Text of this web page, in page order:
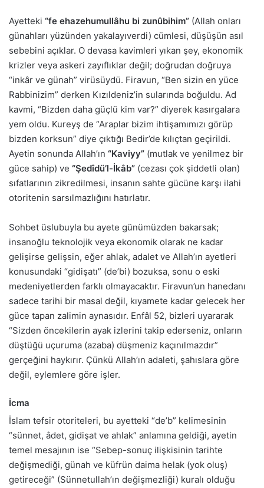
Ayetteki “fe ehazehumullâhu bi zunûbihim” (Allah onları
günahları yüzünden yakalayıverdi) cümlesi, düşüşün asıl
sebebini açıklar. O devasa kavimleri yıkan şey, ekonomik
krizler veya askeri zayıflıklar değil; doğrudan doğruya
“inkâr ve günah” virüsüydü. Firavun, “Ben sizin en yüce
Rabbinizim” derken Kızıldeniz’in sularında boğuldu. Ad
kavmi, “Bizden daha güçlü kim var?” diyerek kasırgalara
yem oldu. Kureyş de “Araplar bizim ihtişamımızı görüp
bizden korksun” diye çıktığı Bedir’de kılıçtan geçirildi.
Ayetin sonunda Allah’ın “Kaviyy” (mutlak ve yenilmez bir
güce sahip) ve “Şedîdü’l-İkâb” (cezası çok şiddetli olan)
sıfatlarının zikredilmesi, insanın sahte gücüne karşı ilahi
otoritenin sarsılmazlığını hatırlatır.
Sohbet üslubuyla bu ayete günümüzden bakarsak;
insanoğlu teknolojik veya ekonomik olarak ne kadar
gelişirse gelişsin, eğer ahlak, adalet ve Allah’ın ayetleri
konusundaki “gidişatı” (de’bi) bozuksa, sonu o eski
medeniyetlerden farklı olmayacaktır. Firavun’un hanedanı
sadece tarihi bir masal değil, kıyamete kadar gelecek her
güce tapan zalimin aynasıdır. Enfâl 52, bizleri uyararak
“Sizden öncekilerin ayak izlerini takip ederseniz, onların
düştüğü uçuruma (azaba) düşmeniz kaçınılmazdır”
gerçeğini haykırır. Çünkü Allah’ın adaleti, şahıslara göre
değil, eylemlere göre işler.
İcma
İslam tefsir otoriteleri, bu ayetteki “de’b” kelimesinin
“sünnet, âdet, gidişat ve ahlak” anlamına geldiği, ayetin
temel mesajının ise “Sebep-sonuç ilişkisinin tarihte
değişmediği, günah ve küfrün daima helak (yok oluş)
getireceği” (Sünnetullah’ın değişmezliği) kuralı olduğu